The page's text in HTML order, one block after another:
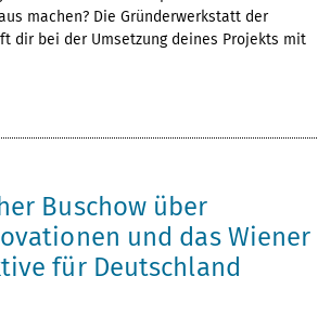
machen? Die Gründerwerkstatt der
dir bei der Umsetzung deines Projekts mit
Buschow über
und das Wiener
für Deutschland